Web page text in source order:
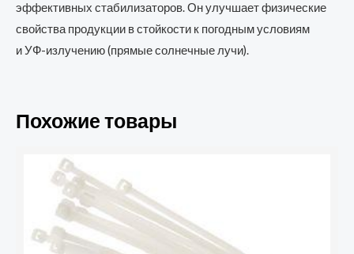
эффективных стабилизаторов. Он улучшает физические
свойства продукции в стойкости к погодным условиям
и УФ-излучению (прямые солнечные лучи).
Похожие товары